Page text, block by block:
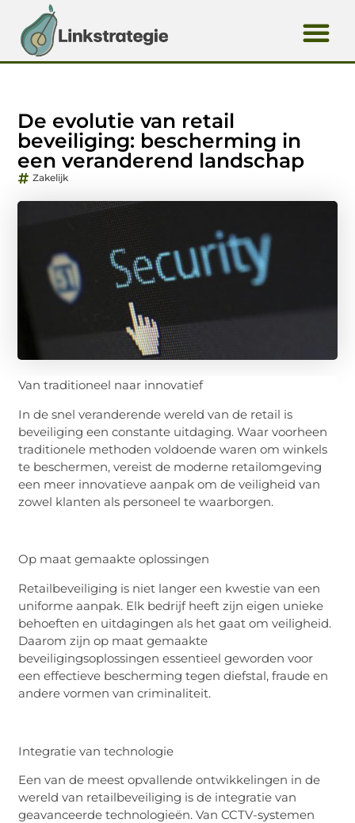
De evolutie van retail
beveiliging: bescherming in
een veranderend landschap
Zakelijk
Van traditioneel naar innovatief
In de snel veranderende wereld van de retail is
beveiliging een constante uitdaging. Waar voorheen
traditionele methoden voldoende waren om winkels
te beschermen, vereist de moderne retailomgeving
een meer innovatieve aanpak om de veiligheid van
zowel klanten als personeel te waarborgen.
Op maat gemaakte oplossingen
Retailbeveiliging is niet langer een kwestie van een
uniforme aanpak. Elk bedrijf heeft zijn eigen unieke
behoeften en uitdagingen als het gaat om veiligheid.
Daarom zijn op maat gemaakte
beveiligingsoplossingen essentieel geworden voor
een effectieve bescherming tegen diefstal, fraude en
andere vormen van criminaliteit.
Integratie van technologie
Een van de meest opvallende ontwikkelingen in de
wereld van retailbeveiliging is de integratie van
geavanceerde technologieën. Van CCTV-systemen